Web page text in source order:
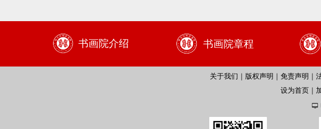
书画院介绍 书画院章程
关于我们｜版权声明｜免责声明｜
设为首页｜
넡